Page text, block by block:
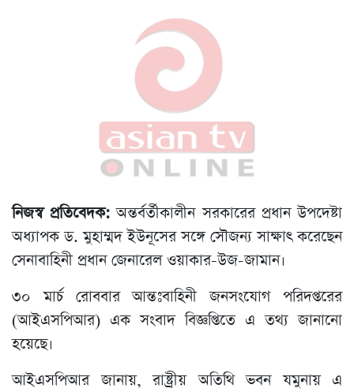
নিজস্ব প্রতিবেদক: অন্তর্বর্তীকালীন সরকারের প্রধান উপদেষ্টা
অধ্যাপক ড. মুহাম্মদ ইউনূসের সঙ্গে সৌজন্য সাক্ষাৎ করেছেন
সেনাবাহিনী প্রধান জেনারেল ওয়াকার-উজ-জামান।
৩০ মার্চ রোববার আন্তঃবাহিনী জনসংযোগ পরিদপ্তরের
(আইএসপিআর) এক সংবাদ বিজ্ঞপ্তিতে এ তথ্য জানানো
হয়েছে।
আইএসপিআর জানায়, রাষ্ট্রীয় অতিথি ভবন যমুনায় এ